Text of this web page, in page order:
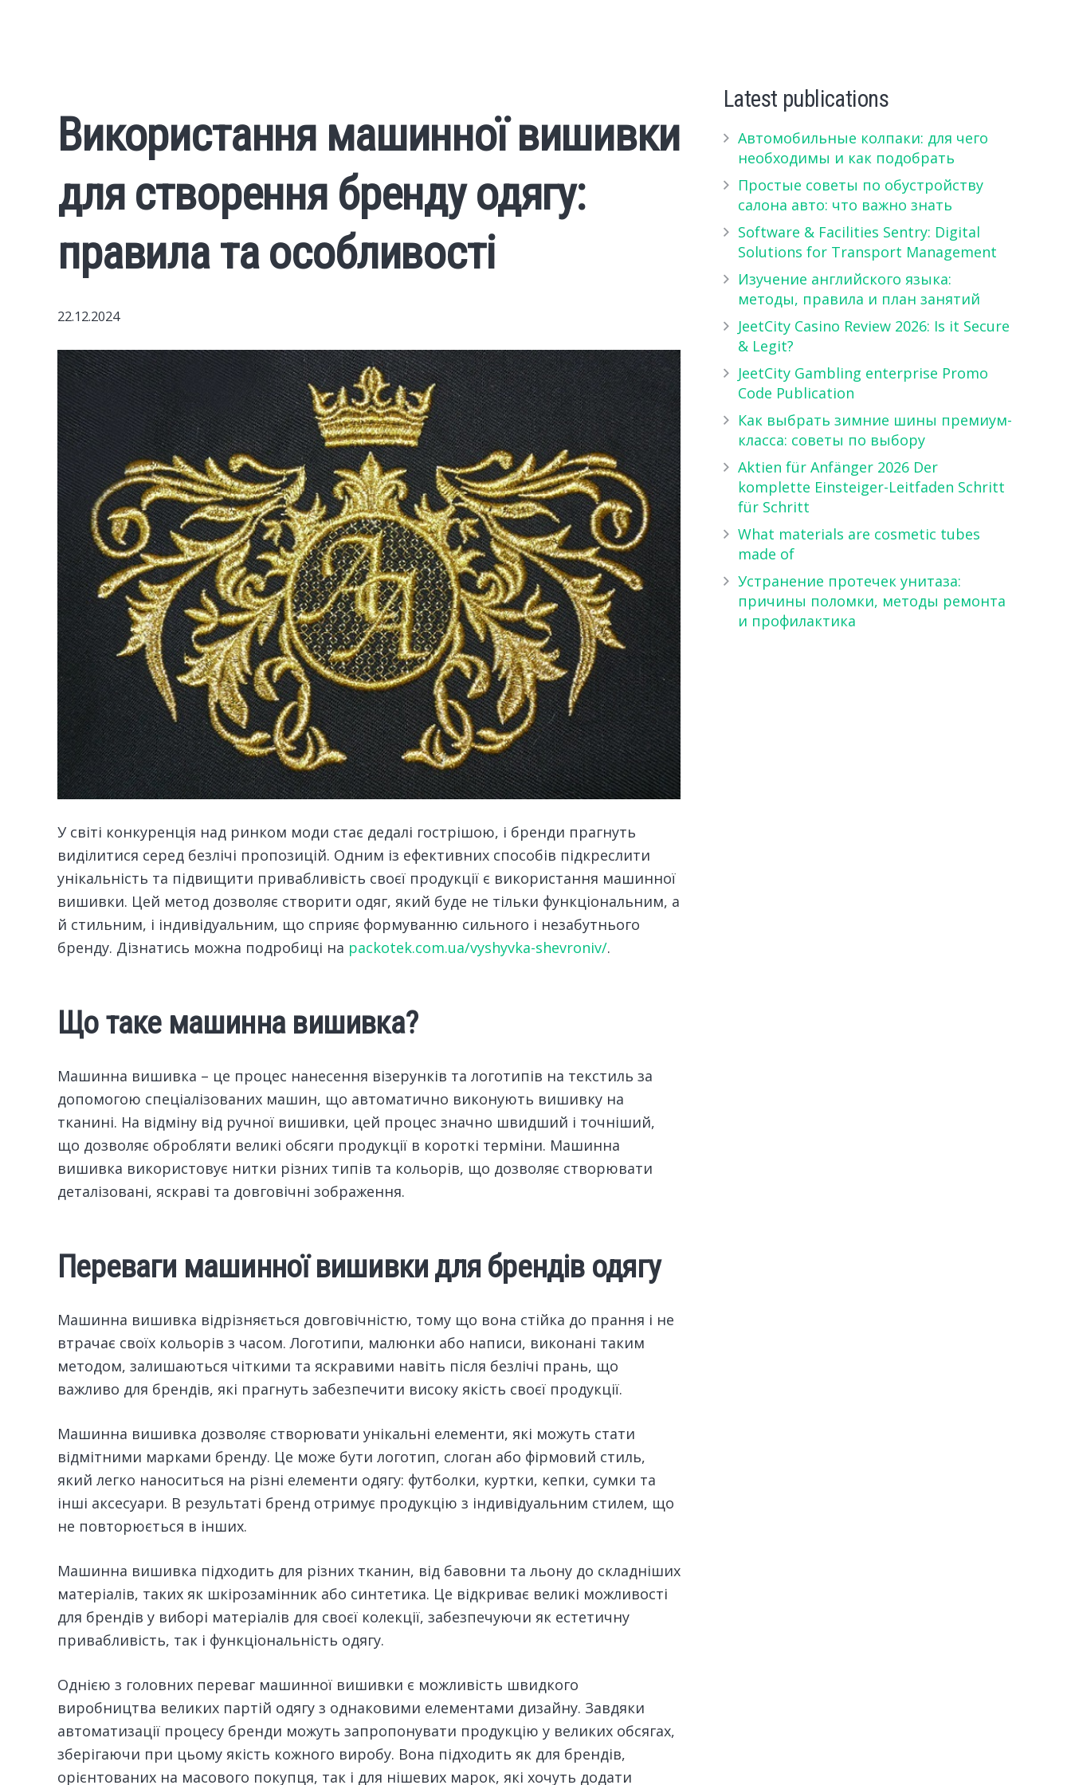
Використання машинної вишивки
для створення бренду одягу:
правила та особливості
22.12.2024
У світі конкуренція над ринком моди стає дедалі гострішою, і бренди прагнуть
виділитися серед безлічі пропозицій. Одним із ефективних способів підкреслити
унікальність та підвищити привабливість своєї продукції є використання машинної
вишивки. Цей метод дозволяє створити одяг, який буде не тільки функціональним, а
й стильним, і індивідуальним, що сприяє формуванню сильного і незабутнього
бренду. Дізнатись можна подробиці на packotek.com.ua/vyshyvka-shevroniv/.
Що таке машинна вишивка?
Машинна вишивка – це процес нанесення візерунків та логотипів на текстиль за
допомогою спеціалізованих машин, що автоматично виконують вишивку на
тканині. На відміну від ручної вишивки, цей процес значно швидший і точніший,
що дозволяє обробляти великі обсяги продукції в короткі терміни. Машинна
вишивка використовує нитки різних типів та кольорів, що дозволяє створювати
деталізовані, яскраві та довговічні зображення.
Переваги машинної вишивки для брендів одягу
Машинна вишивка відрізняється довговічністю, тому що вона стійка до прання і не
втрачає своїх кольорів з часом. Логотипи, малюнки або написи, виконані таким
методом, залишаються чіткими та яскравими навіть після безлічі прань, що
важливо для брендів, які прагнуть забезпечити високу якість своєї продукції.
Машинна вишивка дозволяє створювати унікальні елементи, які можуть стати
відмітними марками бренду. Це може бути логотип, слоган або фірмовий стиль,
який легко наноситься на різні елементи одягу: футболки, куртки, кепки, сумки та
інші аксесуари. В результаті бренд отримує продукцію з індивідуальним стилем, що
не повторюється в інших.
Машинна вишивка підходить для різних тканин, від бавовни та льону до складніших
матеріалів, таких як шкірозамінник або синтетика. Це відкриває великі можливості
для брендів у виборі матеріалів для своєї колекції, забезпечуючи як естетичну
привабливість, так і функціональність одягу.
Однією з головних переваг машинної вишивки є можливість швидкого
виробництва великих партій одягу з однаковими елементами дизайну. Завдяки
автоматизації процесу бренди можуть запропонувати продукцію у великих обсягах,
зберігаючи при цьому якість кожного виробу. Вона підходить як для брендів,
орієнтованих на масового покупця, так і для нішевих марок, які хочуть додати
Latest publications
Автомобильные колпаки: для чего
необходимы и как подобрать
Простые советы по обустройству
салона авто: что важно знать
Software & Facilities Sentry: Digital
Solutions for Transport Management
Изучение английского языка:
методы, правила и план занятий
JeetCity Casino Review 2026: Is it Secure
& Legit?
JeetCity Gambling enterprise Promo
Code Publication
Как выбрать зимние шины премиум-
класса: советы по выбору
Aktien für Anfänger 2026 Der
komplette Einsteiger-Leitfaden Schritt
für Schritt
What materials are cosmetic tubes
made of
Устранение протечек унитаза:
причины поломки, методы ремонта
и профилактика